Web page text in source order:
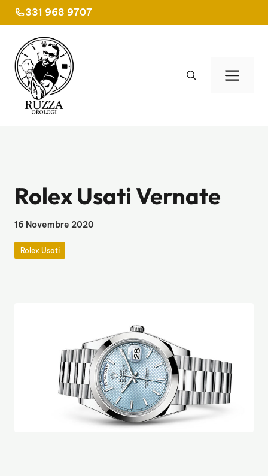
al
contenuto
331 968 9707
Rolex Usati Vernate
16 Novembre 2020
Rolex Usati